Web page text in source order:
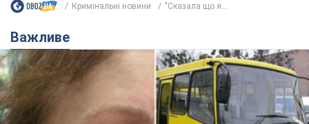
Кримінальні новини "Сказала що я...
Важливе